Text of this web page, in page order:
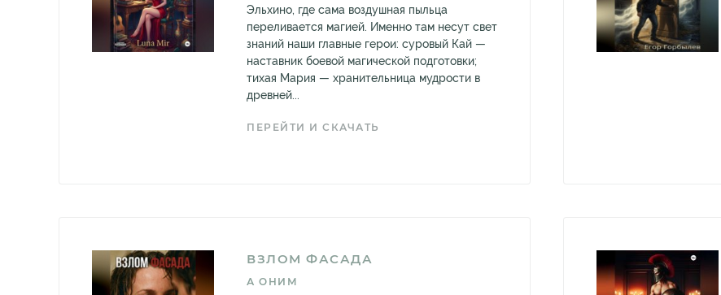
Эльхино, где сама воздушная пыльца
переливается магией. Именно там несут свет
знаний наши главные герои: суровый Кай —
наставник боевой магической подготовки;
тихая Мария — хранительница мудрости в
древней...
ПЕРЕЙТИ И СКАЧАТЬ
ВЗЛОМ ФАСАДА
А ОНИМ